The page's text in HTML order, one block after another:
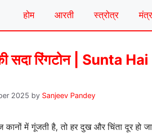
होम आरती स्त्रोत्र मंत्र
सदा रिंगटोन | Sunta
2025 by Sanjeev Pandey
में गूंजती है, तो हर दुख और चिंता दूर हो